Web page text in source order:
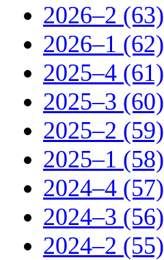
2026–2 (63)
2026–1 (62)
2025–4 (61)
2025–3 (60)
2025–2 (59)
2025–1 (58)
2024–4 (57)
2024–3 (56)
2024–2 (55)